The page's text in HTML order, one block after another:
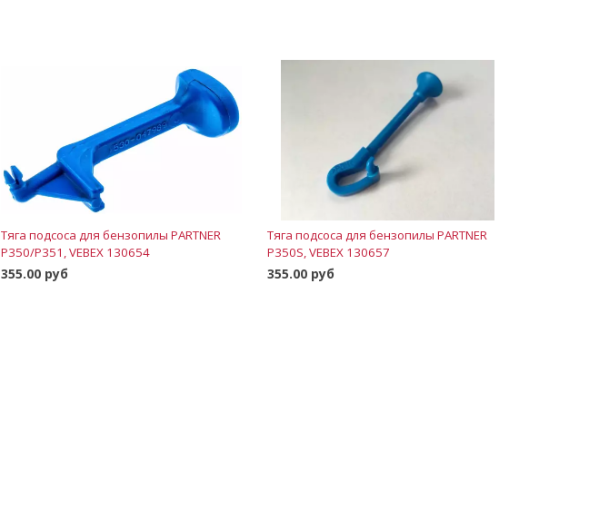
Тяга подсоса для бензопилы PARTNER
P350/P351, VEBEX 130654
355.00 руб
Тяга подсоса для бензопилы PARTNER
P350S, VEBEX 130657
355.00 руб